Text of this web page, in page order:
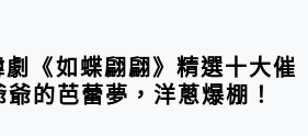
《如蝶翩翩》精選十大催
的芭蕾夢，洋蔥爆棚！